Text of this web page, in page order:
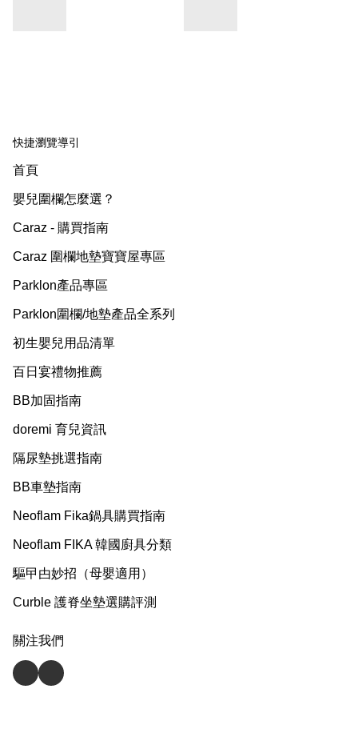
快捷瀏覽導引
首頁
嬰兒圍欄怎麼選？
Caraz - 購買指南
Caraz 圍欄地墊寶寶屋專區
Parklon產品專區
Parklon圍欄/地墊產品全系列
初生嬰兒用品清單
百日宴禮物推薦
BB加固指南
doremi 育兒資訊
隔尿墊挑選指南
BB車墊指南
Neoflam Fika鍋具購買指南
Neoflam FIKA 韓國廚具分類
驅曱甴妙招（母嬰適用）
Curble 護脊坐墊選購評測
關注我們